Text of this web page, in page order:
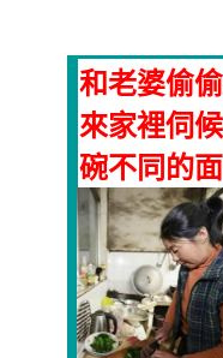
和老婆偷
來家裡伺
碗不同的